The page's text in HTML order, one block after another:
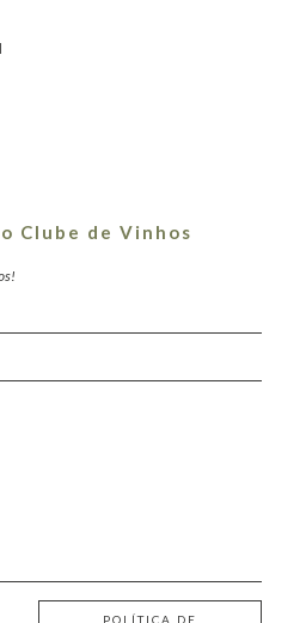
Clube de Vinhos
POLÍTICA DE